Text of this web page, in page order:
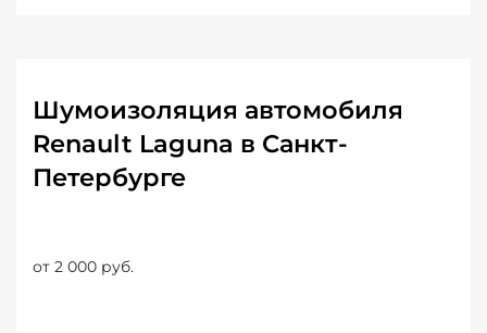
Шумоизоляция автомобиля
Renault Laguna в Санкт-
Петербурге
от 2 000 руб.